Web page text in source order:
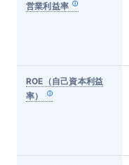
営業利益率
ROE（自己資本利益
率）